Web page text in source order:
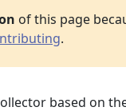
of this page
.
based on